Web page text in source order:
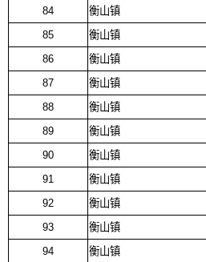
84
衡山镇
85
衡山镇
86
衡山镇
87
衡山镇
88
衡山镇
89
衡山镇
90
衡山镇
91
衡山镇
92
衡山镇
93
衡山镇
94
衡山镇